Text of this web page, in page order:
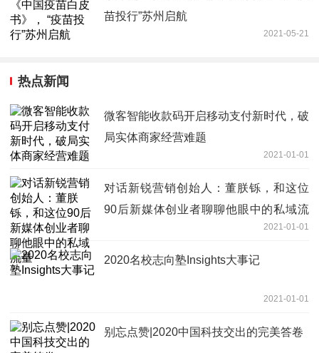
苗投行”苏州启航
2021-05-21
热点新闻
微客智能收款码开启移动支付新时代，破
局实体商家经营难题
2021-01-01
对话新锐营销创始人：董朕铄，和这位
90后新媒体创业者聊聊他眼中的私域流
2021-01-01
2020名校志向塾Insights大事记
2021-01-01
别忘点赞|2020中国科技交出的完美答卷